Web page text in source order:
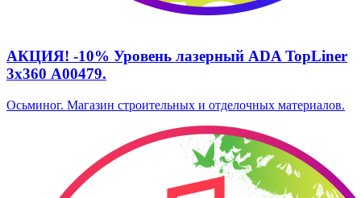
АКЦИЯ! -10% Уровень лазерный ADA TopLiner
3х360 А00479.
Осьминог. Магазин строительных и отделочных материалов.